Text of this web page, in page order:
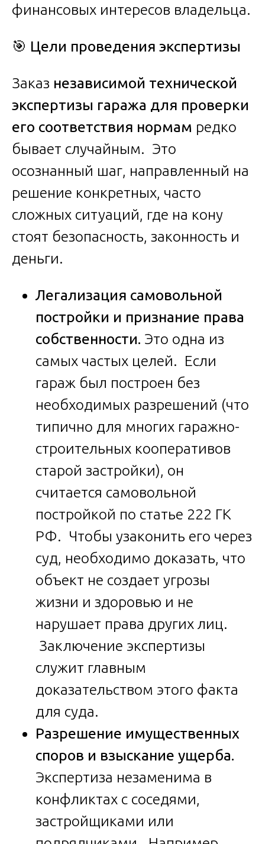
финансовых интересов владельца.
🎯 Цели проведения экспертизы
Заказ независимой технической
экспертизы гаража для проверки
его соответствия нормам редко
бывает случайным. Это
осознанный шаг, направленный на
решение конкретных, часто
сложных ситуаций, где на кону
стоят безопасность, законность и
деньги.
Легализация самовольной
постройки и признание права
собственности. Это одна из
самых частых целей. Если
гараж был построен без
необходимых разрешений (что
типично для многих гаражно-
строительных кооперативов
старой застройки), он
считается самовольной
постройкой по статье 222 ГК
РФ. Чтобы узаконить его через
суд, необходимо доказать, что
объект не создает угрозы
жизни и здоровью и не
нарушает права других лиц.
Заключение экспертизы
служит главным
доказательством этого факта
для суда.
Разрешение имущественных
споров и взыскание ущерба.
Экспертиза незаменима в
конфликтах с соседями,
застройщиками или